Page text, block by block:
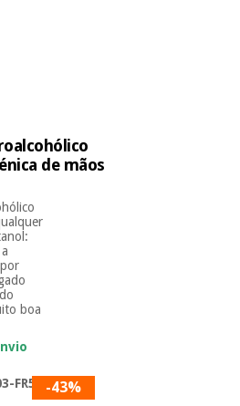
de mãos
boa
FR50V-43%